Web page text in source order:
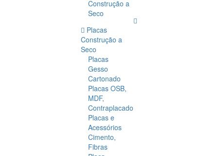
Construção a
Seco
Placas
Construção a
Seco
Placas
Gesso
Cartonado
Placas OSB,
MDF,
Contraplacado
Placas e
Acessórios
Cimento,
Fibras